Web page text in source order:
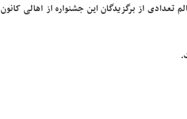
از برگزیدگان این جشنواره از اهالی کانون